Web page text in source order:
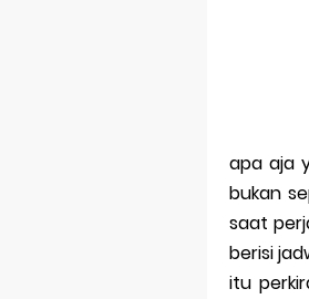
apa aja
bukan
saat
berisi
itu